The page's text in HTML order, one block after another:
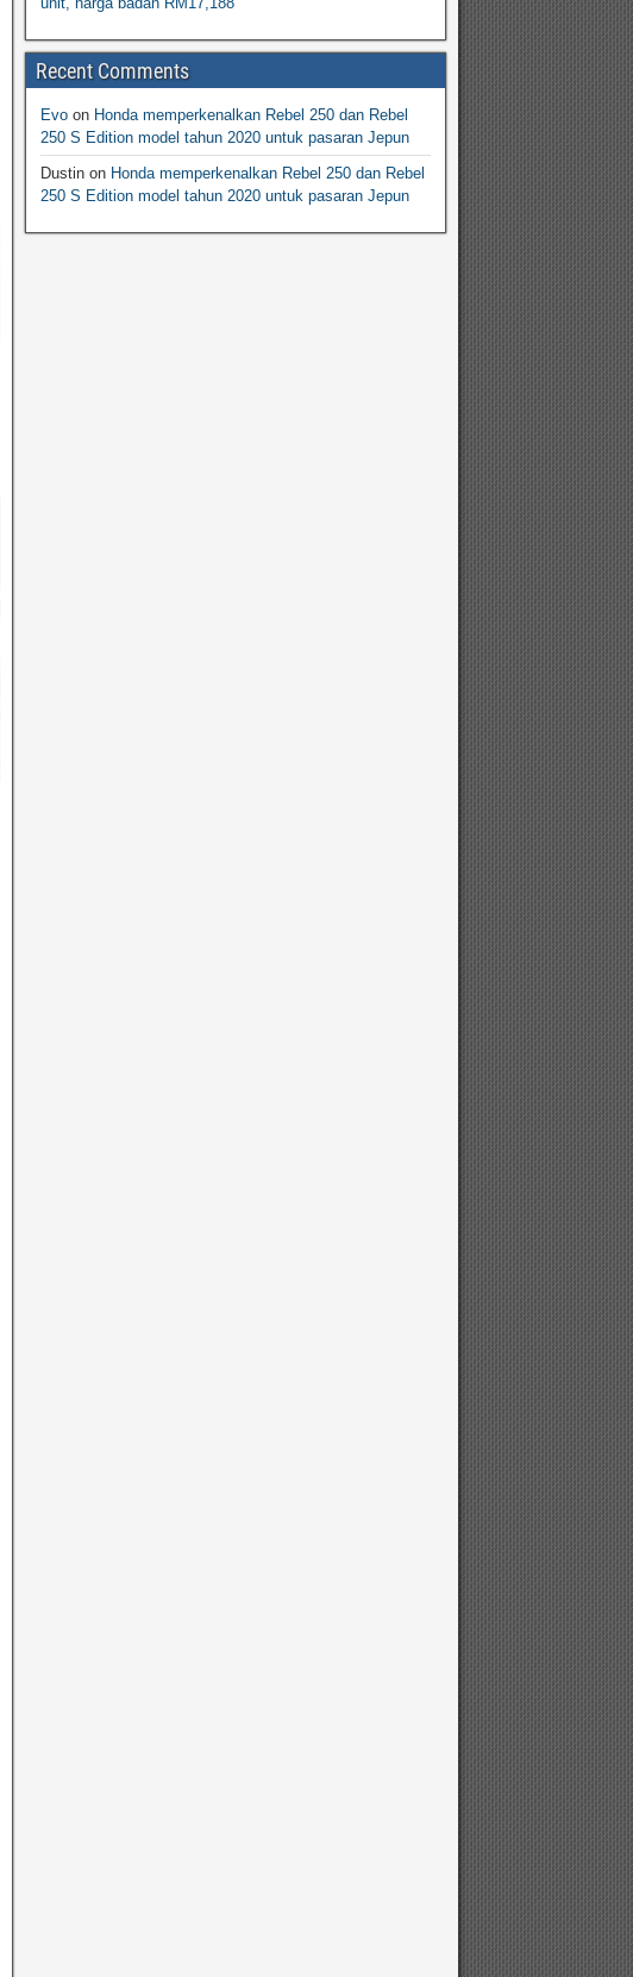
Recent Comments
Evo on Honda memperkenalkan Rebel 250 dan Rebel
250 S Edition model tahun 2020 untuk pasaran Jepun
Dustin on Honda memperkenalkan Rebel 250 dan Rebel
250 S Edition model tahun 2020 untuk pasaran Jepun